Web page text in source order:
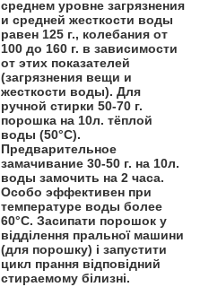
среднем уровне загрязнения
и средней жесткости воды
равен 125 г., колебания от
100 до 160 г. в зависимости
от этих показателей
(загрязнения вещи и
жесткости воды). Для
ручной стирки 50-70 г.
порошка на 10л. тёплой
воды (50°C).
Предварительное
замачивание 30-50 г. на 10л.
воды замочить на 2 часа.
Особо эффективен при
температуре воды более
60°C. Засипати порошок у
відділення пральної машини
(для порошку) і запустити
цикл прання відповідний
стираемому білизні.